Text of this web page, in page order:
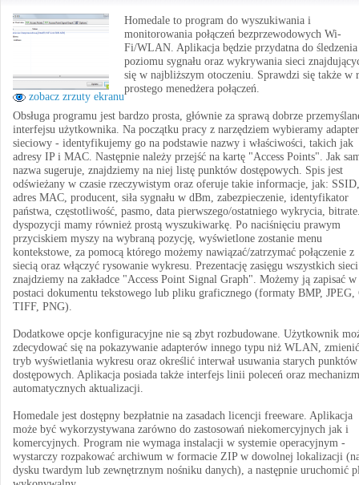
zobacz zrzuty ekranu
Homedale to program do wyszukiwania i
monitorowania połączeń bezprzewodowych Wi-
Fi/WLAN. Aplikacja będzie przydatna do śledzenia
poziomu sygnału oraz wykrywania sieci
się w najbliższym otoczeniu. Sprawdzi się także w
prostego menedżera połączeń.
Obsługa programu jest bardzo prosta, głównie za sprawą dobrze
interfejsu użytkownika. Na początku pracy z narzędziem wybieramy adapter
sieciowy - identyfikujemy go na podstawie nazwy i właściwości, takich jak
adresy IP i MAC. Następnie należy przejść na kartę "Access Points". Jak
nazwa sugeruje, znajdziemy na niej listę punktów dostępowych. Spis jest
odświeżany w czasie rzeczywistym oraz oferuje takie informacje, jak: SSID,
adres MAC, producent, siła sygnału w dBm, zabezpieczenie, identyfikator
państwa, częstotliwość, pasmo, data pierwszego/ostatniego wykrycia,
dyspozycji mamy również prostą wyszukiwarkę. Po naciśnięciu prawym
przyciskiem myszy na wybraną pozycję, wyświetlone zostanie menu
kontekstowe, za pomocą którego możemy nawiązać/zatrzymać połączenie z
siecią oraz włączyć rysowanie wykresu. Prezentację zasięgu wszystkich sieci
znajdziemy na zakładce "Access Point Signal Graph". Możemy ją zapisać w
postaci dokumentu tekstowego lub pliku graficznego (formaty BMP, JPEG,
TIFF, PNG).
Dodatkowe opcje konfiguracyjne nie są zbyt rozbudowane. Użytkownik
zdecydować się na pokazywanie adapterów innego typu niż WLAN, zmienić
tryb wyświetlania wykresu oraz określić interwał usuwania starych punktów
dostępowych. Aplikacja posiada także interfejs linii poleceń oraz mechanizm
automatycznych aktualizacji.
Homedale jest dostępny bezpłatnie na zasadach licencji freeware. Aplikacja
może być wykorzystywana zarówno do zastosowań niekomercyjnych jak i
komercyjnych. Program nie wymaga instalacji w systemie operacyjnym -
wystarczy rozpakować archiwum w formacie ZIP w dowolnej lokalizacji
dysku twardym lub zewnętrznym nośniku danych), a następnie uruchomić